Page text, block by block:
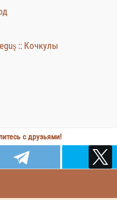
:: Кочкулы
с друзьями!